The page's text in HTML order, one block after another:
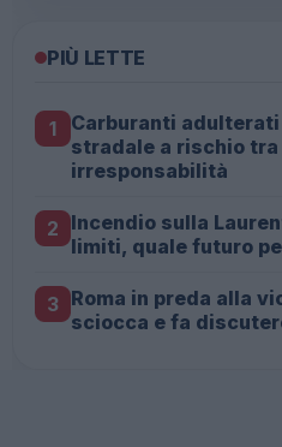
PIÙ LETTE
1
Carburanti adulterati
stradale a rischio
irresponsabilità
2 Incendio sulla
limiti, quale futuro
3 Roma in preda alla
sciocca e fa